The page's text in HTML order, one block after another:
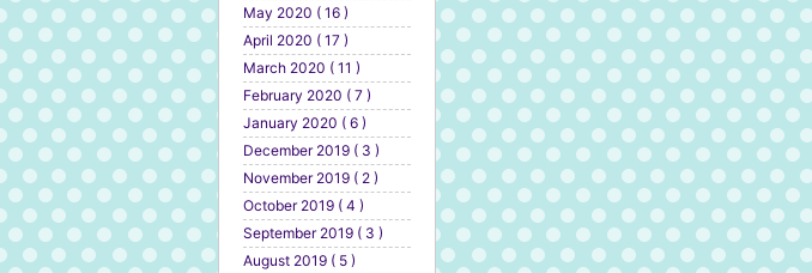
May 2020 ( 16 )
April 2020 ( 17 )
March 2020 ( 11 )
February 2020 ( 7 )
January 2020 ( 6 )
December 2019 ( 3 )
November 2019 ( 2 )
October 2019 ( 4 )
September 2019 ( 3 )
August 2019 ( 5 )